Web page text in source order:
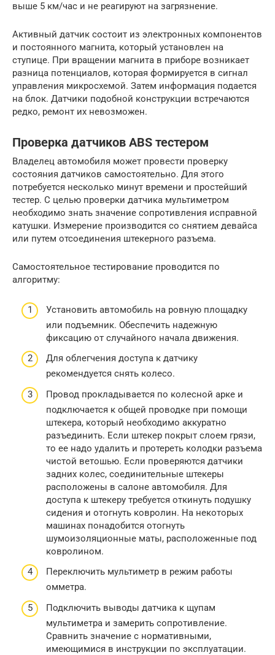
выше 5 км/час и не реагируют на загрязнение.
Активный датчик состоит из электронных компонентов
и постоянного магнита, который установлен на
ступице. При вращении магнита в приборе возникает
разница потенциалов, которая формируется в сигнал
управления микросхемой. Затем информация подается
на блок. Датчики подобной конструкции встречаются
редко, ремонт их невозможен.
Проверка датчиков ABS тестером
Владелец автомобиля может провести проверку
состояния датчиков самостоятельно. Для этого
потребуется несколько минут времени и простейший
тестер. С целью проверки датчика мультиметром
необходимо знать значение сопротивления исправной
катушки. Измерение производится со снятием девайса
или путем отсоединения штекерного разъема.
Самостоятельное тестирование проводится по
алгоритму:
Установить автомобиль на ровную площадку
или подъемник. Обеспечить надежную
фиксацию от случайного начала движения.
Для облегчения доступа к датчику
рекомендуется снять колесо.
Провод прокладывается по колесной арке и
подключается к общей проводке при помощи
штекера, который необходимо аккуратно
разъединить. Если штекер покрыт слоем грязи,
то ее надо удалить и протереть колодки разъема
чистой ветошью. Если проверяются датчики
задних колес, соединительные штекеры
расположены в салоне автомобиля. Для
доступа к штекеру требуется откинуть подушку
сидения и отогнуть ковролин. На некоторых
машинах понадобится отогнуть
шумоизоляционные маты, расположенные под
ковролином.
Переключить мультиметр в режим работы
омметра.
Подключить выводы датчика к щупам
мультиметра и замерить сопротивление.
Сравнить значение с нормативными,
имеющимися в инструкции по эксплуатации.